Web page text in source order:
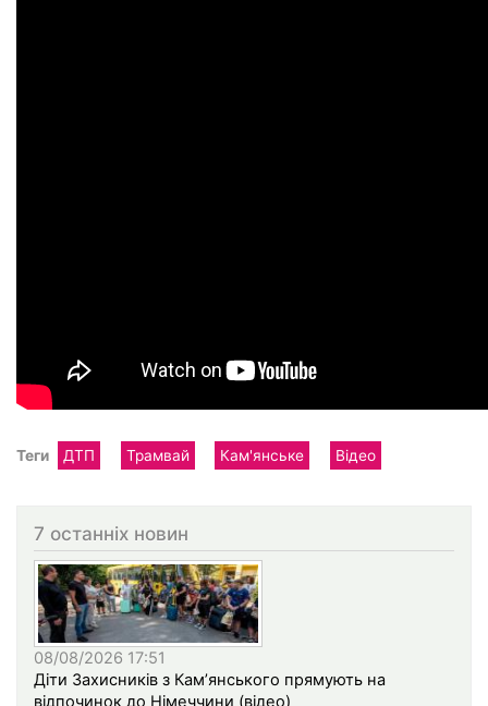
Теги ДТП Трамвай Кам'янське Відео
7 останніх новин
08/08/2026 17:51
Діти Захисників з Кам’янського прямують на
відпочинок до Німеччини (відео)